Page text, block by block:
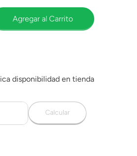
Agregar al Carrito
Calcular